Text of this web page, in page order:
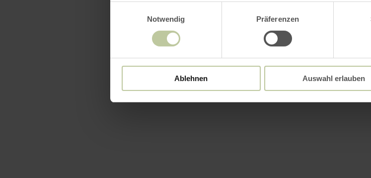
Notwendig
Präferenzen
Ablehnen Auswahl erlauben